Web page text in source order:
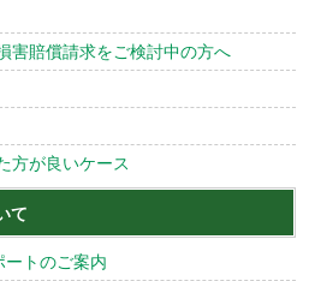
害賠償請求をご検討中の方へ
方が良いケース
て
ートのご案内